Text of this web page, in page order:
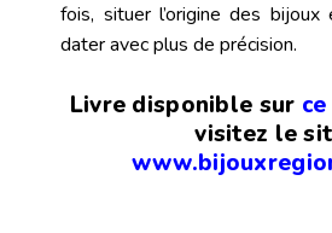
fois, situer l’origine des
dater avec plus de précision.
Livre disponible sur ce
visitez le